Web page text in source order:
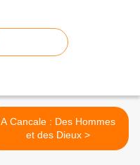
A Cancale : Des Hommes
et des Dieux >